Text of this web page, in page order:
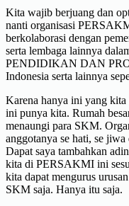
Kita wajib berjuang dan
nanti organisasi
berkolaborasi dengan
serta lembaga lainnya
PENDIDIKAN DAN
Indonesia serta lainnya
Karena hanya ini yang
ini punya kita. Rumah
menaungi para SKM.
anggotanya se hati, se jiwa
Dapat saya tambahkan
kita di PERSAKMI ini
kita dapat mengurus
SKM saja. Hanya itu saja.